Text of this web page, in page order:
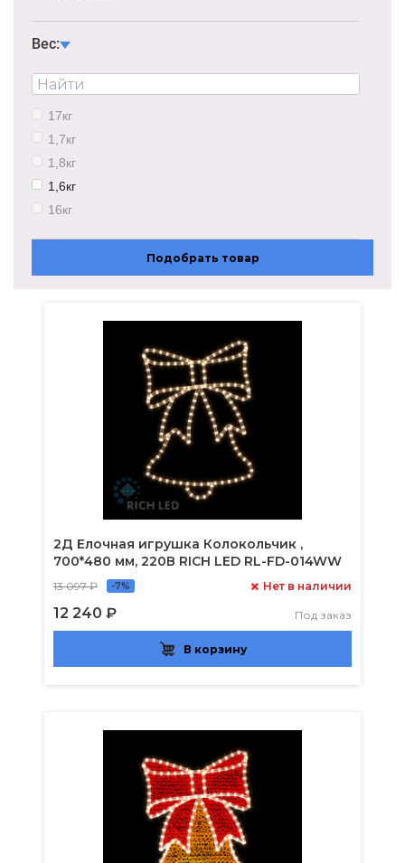
5980х500мм
3000х300мм
3000х350мм
5080х500мм
1000х400мм
Вес:
17кг
1,7кг
1,8кг
1,6кг
16кг
1,5кг
Подобрать товар
2Д Елочная игрушка Колокольчик ,
700*480 мм, 220В RICH LED RL-FD-014WW
13 097 ₽ -7%
12 240 ₽
Нет в наличии
Под заказ
В корзину